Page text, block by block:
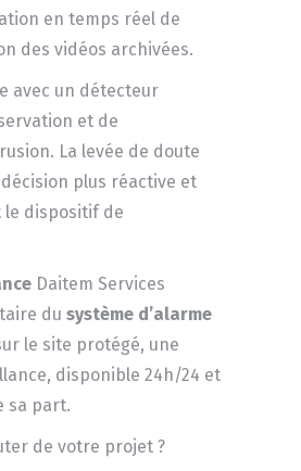
en temps réel de
des vidéos archivées.
avec un détecteur
et de
La levée de doute
plus réactive et
le dispositif de
Daitem Services
dusystème d’alarme
le site protégé, une
disponible 24h/24 et
sa part.
de votre projet ?